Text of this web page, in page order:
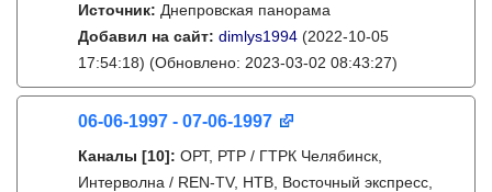
Источник: Днепровская панорама
Добавил на сайт: dimlys1994 (2022-10-05
17:54:18) (Обновлено: 2023-03-02 08:43:27)
06-06-1997 - 07-06-1997
Каналы [10]: ОРТ, РТР / ГТРК Челябинск,
Интерволна / REN-TV, НТВ, Восточный экспресс,